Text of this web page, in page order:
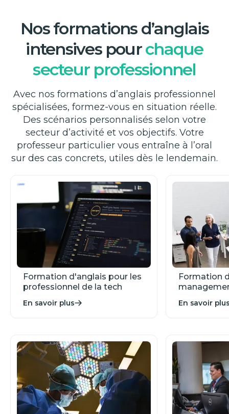
Nos formations d’anglais
intensives pourchaque
secteur professionnel
Avec nos formations d’anglais professionnel
spécialisées, formez-vous en situation réelle.
Des scénarios personnalisés selon votre
secteur d’activité et vos objectifs. Votre
professeur particulier vous entraîne à l’oral
sur des cas concrets, utiles dès le lendemain.
Formation d'anglais pour les
professionnel de la tech
En savoir plus
Formation
En savoir